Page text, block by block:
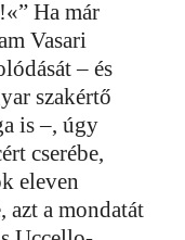
Ha már
Vasari
– és
szakértő
is –, úgy
cserébe,
eleven
azt a mondatát